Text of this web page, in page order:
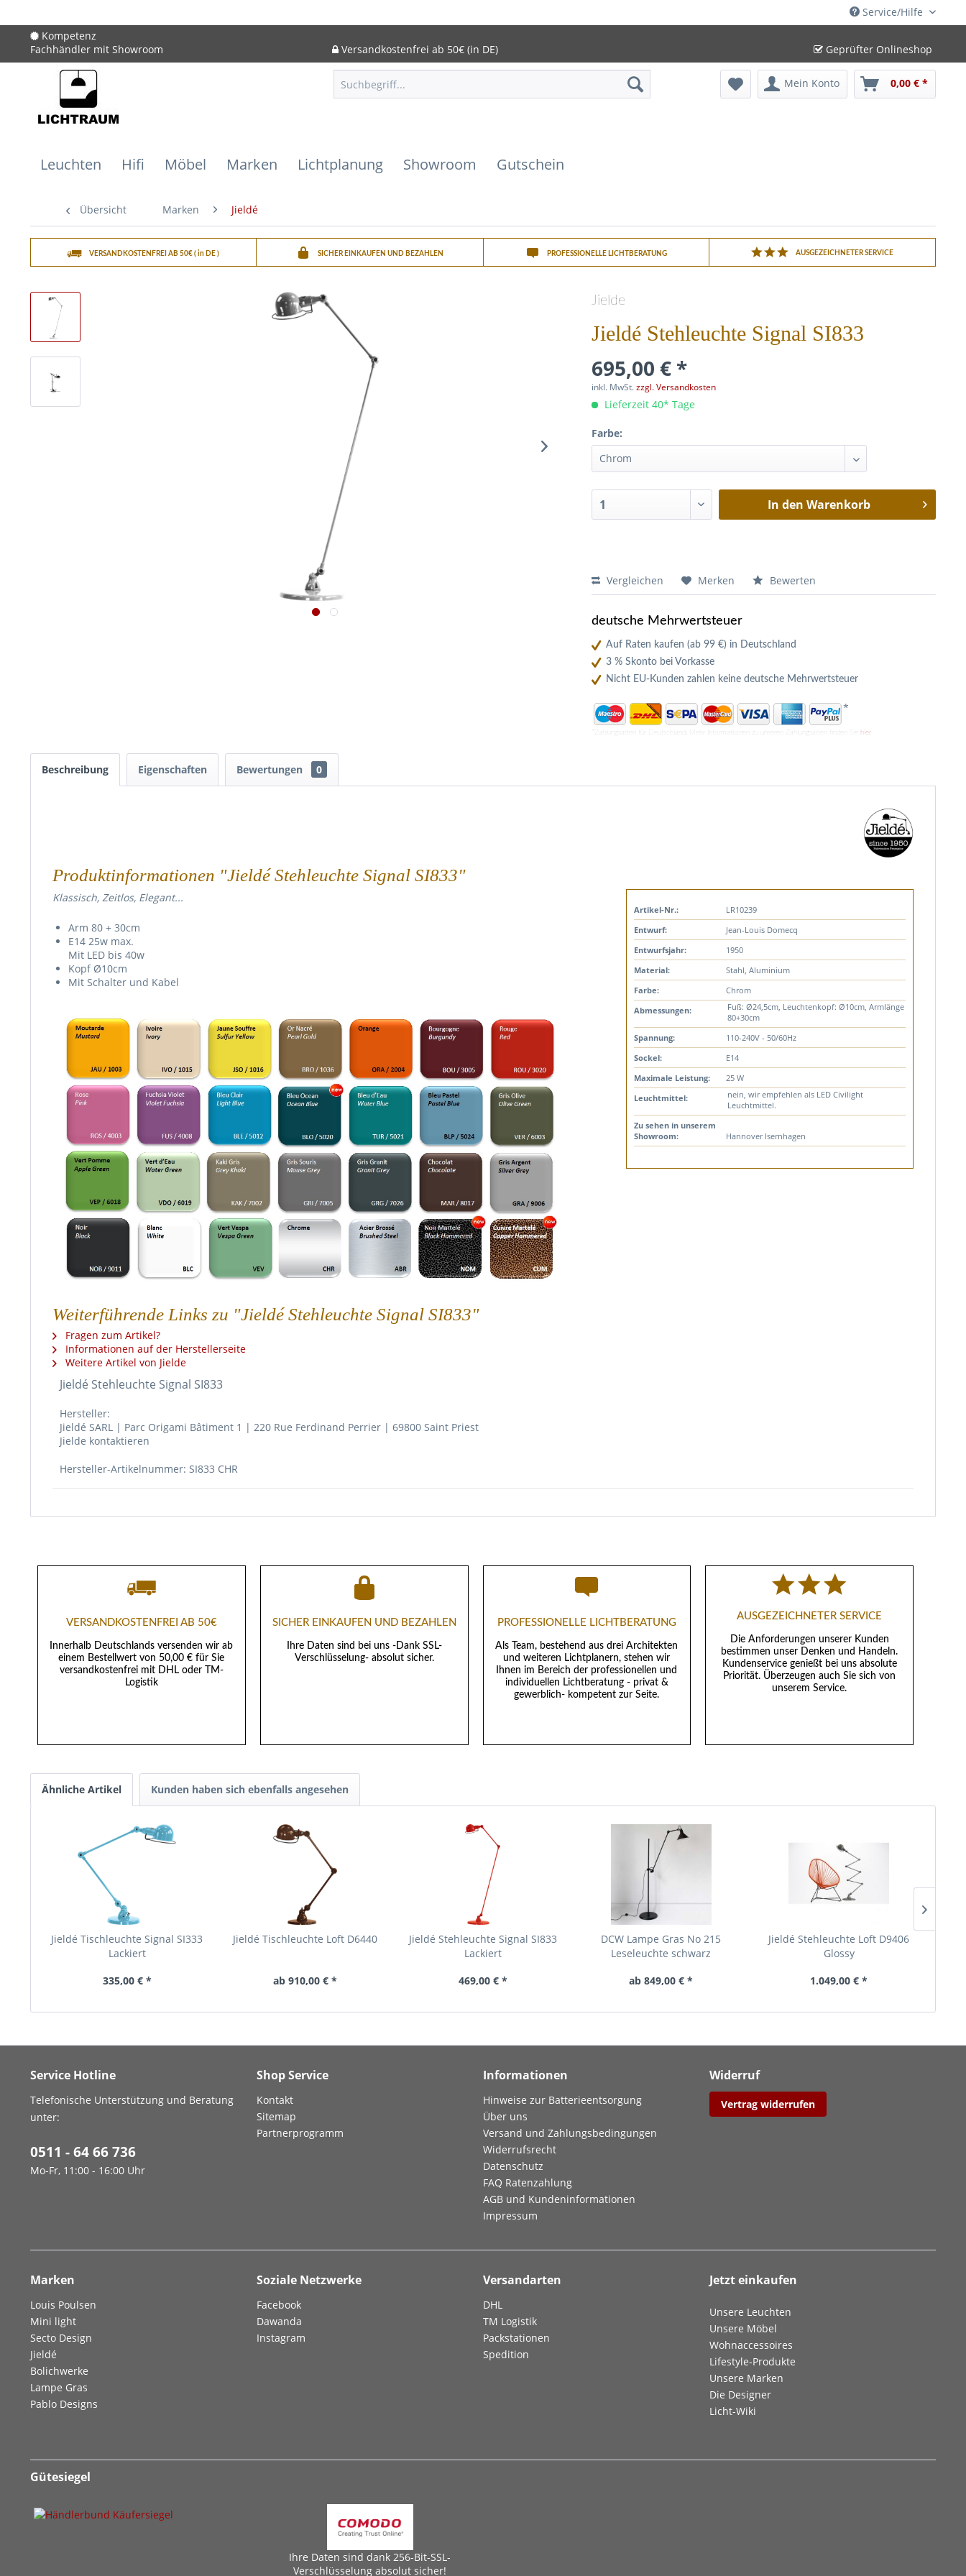
Service/Hilfe
Kompetenz
Fachhändler mit Showroom
Versandkostenfrei ab 50€ (in DE) Geprüfter Onlineshop
Mein Konto 0,00 € *
Leuchten Hifi Möbel Marken Lichtplanung Showroom Gutschein
Übersicht Marken Jieldé
VERSANDKOSTENFREI AB 50€ ( in DE ) SICHER EINKAUFEN UND BEZAHLEN PROFESSIONELLE LICHTBERATUNG AUSGEZEICHNETER SERVICE
Jielde
Jieldé Stehleuchte Signal SI833
695,00 € *
inkl. MwSt.zzgl. Versandkosten
Lieferzeit 40* Tage
Farbe:
In den Warenkorb
Vergleichen Merken Bewerten
deutsche Mehrwertsteuer
Auf Raten kaufen (ab 99 €) in Deutschland
3 % Skonto bei Vorkasse
Nicht EU-Kunden zahlen keine deutsche Mehrwertsteuer
*
*Zahlungsarten für Deutschland. Mehr Informationen zu unseren Zahlungsarten finden Sie hier
Beschreibung Eigenschaften Bewertungen 0
Produktinformationen "Jieldé Stehleuchte Signal SI833"
Klassisch, Zeitlos, Elegant...
Arm 80 + 30cm
E14 25w max.
Mit LED bis 40w
Kopf Ø10cm
Mit Schalter und Kabel
Artikel-Nr.:
LR10239
Entwurf:
Jean-Louis Domecq
Entwurfsjahr:
1950
Material:
Stahl, Aluminium
Farbe:
Chrom
Abmessungen:
Fuß: Ø24,5cm, Leuchtenkopf: Ø10cm, Armlänge
80+30cm
Spannung:
110-240V - 50/60Hz
Sockel:
E14
Maximale Leistung:
25 W
Leuchtmittel:
nein, wir empfehlen als LED Civilight
Leuchtmittel.
Zu sehen in unserem
Showroom:
Hannover Isernhagen
Weiterführende Links zu "Jieldé Stehleuchte Signal SI833"
Fragen zum Artikel?
Informationen auf der Herstellerseite
Weitere Artikel von Jielde
Jieldé Stehleuchte Signal SI833
Hersteller:
Jieldé SARL | Parc Origami Bâtiment 1 | 220 Rue Ferdinand Perrier | 69800 Saint Priest
Jielde kontaktieren
Hersteller-Artikelnummer: SI833 CHR
VERSANDKOSTENFREI AB 50€
Innerhalb Deutschlands versenden wir ab
einem Bestellwert von 50,00 € für Sie
versandkostenfrei mit DHL oder TM-
Logistik
SICHER EINKAUFEN UND BEZAHLEN
Ihre Daten sind bei uns -Dank SSL-
Verschlüsselung- absolut sicher.
PROFESSIONELLE LICHTBERATUNG
Als Team, bestehend aus drei Architekten
und weiteren Lichtplanern, stehen wir
Ihnen im Bereich der professionellen und
individuellen Lichtberatung - privat &
gewerblich- kompetent zur Seite.
AUSGEZEICHNETER SERVICE
Die Anforderungen unserer Kunden
bestimmen unser Denken und Handeln.
Kundenservice genießt bei uns absolute
Priorität. Überzeugen auch Sie sich von
unserem Service.
Ähnliche Artikel Kunden haben sich ebenfalls angesehen
Jieldé Tischleuchte Signal SI333
Lackiert
335,00 € *
Jieldé Tischleuchte Loft D6440
ab 910,00 € *
Jieldé Stehleuchte Signal SI833
Lackiert
469,00 € *
DCW Lampe Gras No 215
Leseleuchte schwarz
ab 849,00 € *
Jieldé Stehleuchte Loft D9406
Glossy
1.049,00 € *
Service Hotline
Telefonische Unterstützung und Beratung
unter:
0511 - 64 66 736
Mo-Fr, 11:00 - 16:00 Uhr
Shop Service
Kontakt
Sitemap
Partnerprogramm
Informationen
Hinweise zur Batterieentsorgung
Über uns
Versand und Zahlungsbedingungen
Widerrufsrecht
Datenschutz
FAQ Ratenzahlung
AGB und Kundeninformationen
Impressum
Widerruf
Vertrag widerrufen
Marken
Louis Poulsen
Mini light
Secto Design
Jieldé
Bolichwerke
Lampe Gras
Pablo Designs
Soziale Netzwerke
Facebook
Dawanda
Instagram
Versandarten
DHL
TM Logistik
Packstationen
Spedition
Jetzt einkaufen
Unsere Leuchten
Unsere Möbel
Wohnaccessoires
Lifestyle-Produkte
Unsere Marken
Die Designer
Licht-Wiki
Gütesiegel
Ihre Daten sind dank 256-Bit-SSL-
Verschlüsselung absolut sicher!